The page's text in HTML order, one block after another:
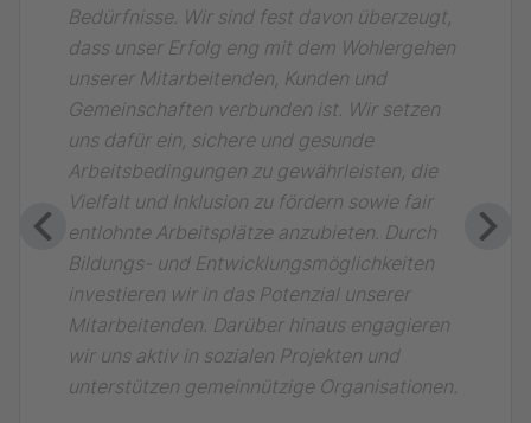
Bedürfnisse. Wir sind fest davon überzeugt,
dass unser Erfolg eng mit dem Wohlergehen
unserer Mitarbeitenden, Kunden und
Gemeinschaften verbunden ist. Wir setzen
uns dafür ein, sichere und gesunde
Arbeitsbedingungen zu gewährleisten, die
Vielfalt und Inklusion zu fördern sowie fair
entlohnte Arbeitsplätze anzubieten. Durch
Bildungs- und Entwicklungsmöglichkeiten
investieren wir in das Potenzial unserer
Mitarbeitenden. Darüber hinaus engagieren
wir uns aktiv in sozialen Projekten und
unterstützen gemeinnützige Organisationen.